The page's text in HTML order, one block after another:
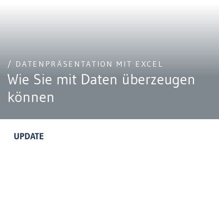
/ DATENPRÄSENTATION MIT EXCEL
Wie Sie mit Daten überzeugen
können
UPDATE